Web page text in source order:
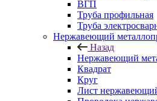
ВГП
Труба профильная
Труба
Нержавеющий
Назад
Нержавеющий
Квадрат
Круг
Лист